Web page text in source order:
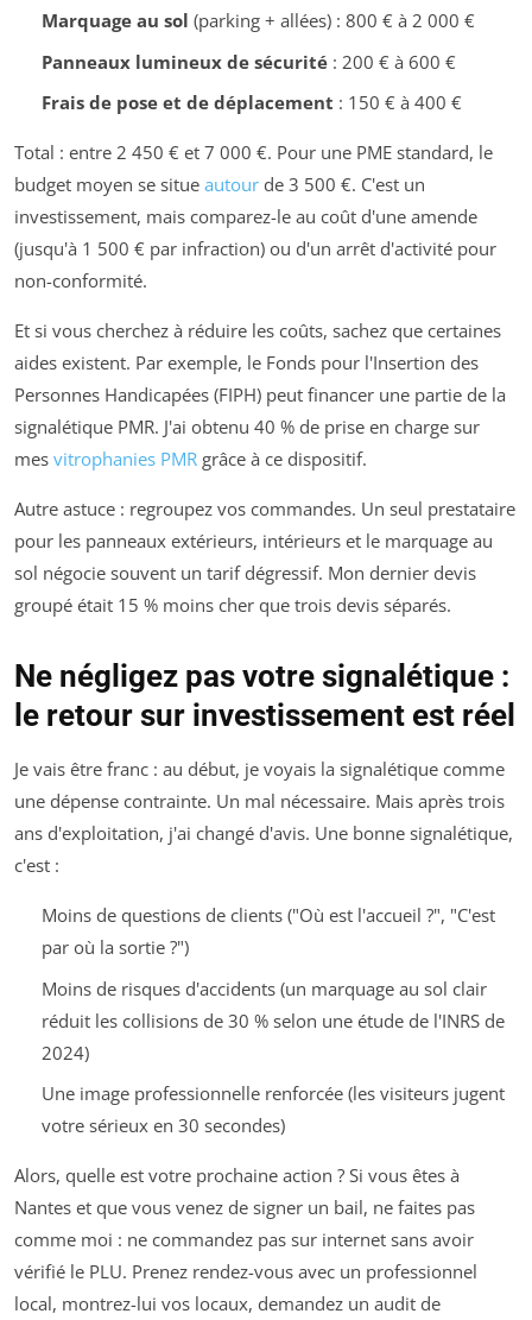
Marquage au sol (parking + allées) : 800 € à 2 000 €
Panneaux lumineux de sécurité: 200 € à 600 €
Frais de pose et de déplacement : 150 € à 400 €
Total : entre 2 450 € et 7 000 €. Pour une PME standard, le
budget moyen se situe autour de 3 500 €. C'est un
investissement, mais comparez-le au coût d'une amende
(jusqu'à 1 500 € par infraction) ou d'un arrêt d'activité pour
non-conformité.
Et si vous cherchez à réduire les coûts, sachez que certaines
aides existent. Par exemple, le Fonds pour l'Insertion des
Personnes Handicapées (FIPH) peut financer une partie de la
signalétique PMR. J'ai obtenu 40 % de prise en charge sur
mes vitrophanies PMR grâce à ce dispositif.
Autre astuce : regroupez vos commandes. Un seul prestataire
pour les panneaux extérieurs, intérieurs et le marquage au
sol négocie souvent un tarif dégressif. Mon dernier devis
groupé était 15 % moins cher que trois devis séparés.
Ne négligez pas votre signalétique :
le retour sur investissement est réel
Je vais être franc : au début, je voyais la signalétique comme
une dépense contrainte. Un mal nécessaire. Mais après trois
ans d'exploitation, j'ai changé d'avis. Une bonne signalétique,
c'est :
Moins de questions de clients ("Où est l'accueil ?", "C'est
par où la sortie ?")
Moins de risques d'accidents (un marquage au sol clair
réduit les collisions de 30 % selon une étude de l'INRS de
2024)
Une image professionnelle renforcée (les visiteurs jugent
votre sérieux en 30 secondes)
Alors, quelle est votre prochaine action ? Si vous êtes à
Nantes et que vous venez de signer un bail, ne faites pas
comme moi : ne commandez pas sur internet sans avoir
vérifié le PLU. Prenez rendez-vous avec un professionnel
local, montrez-lui vos locaux, demandez un audit de